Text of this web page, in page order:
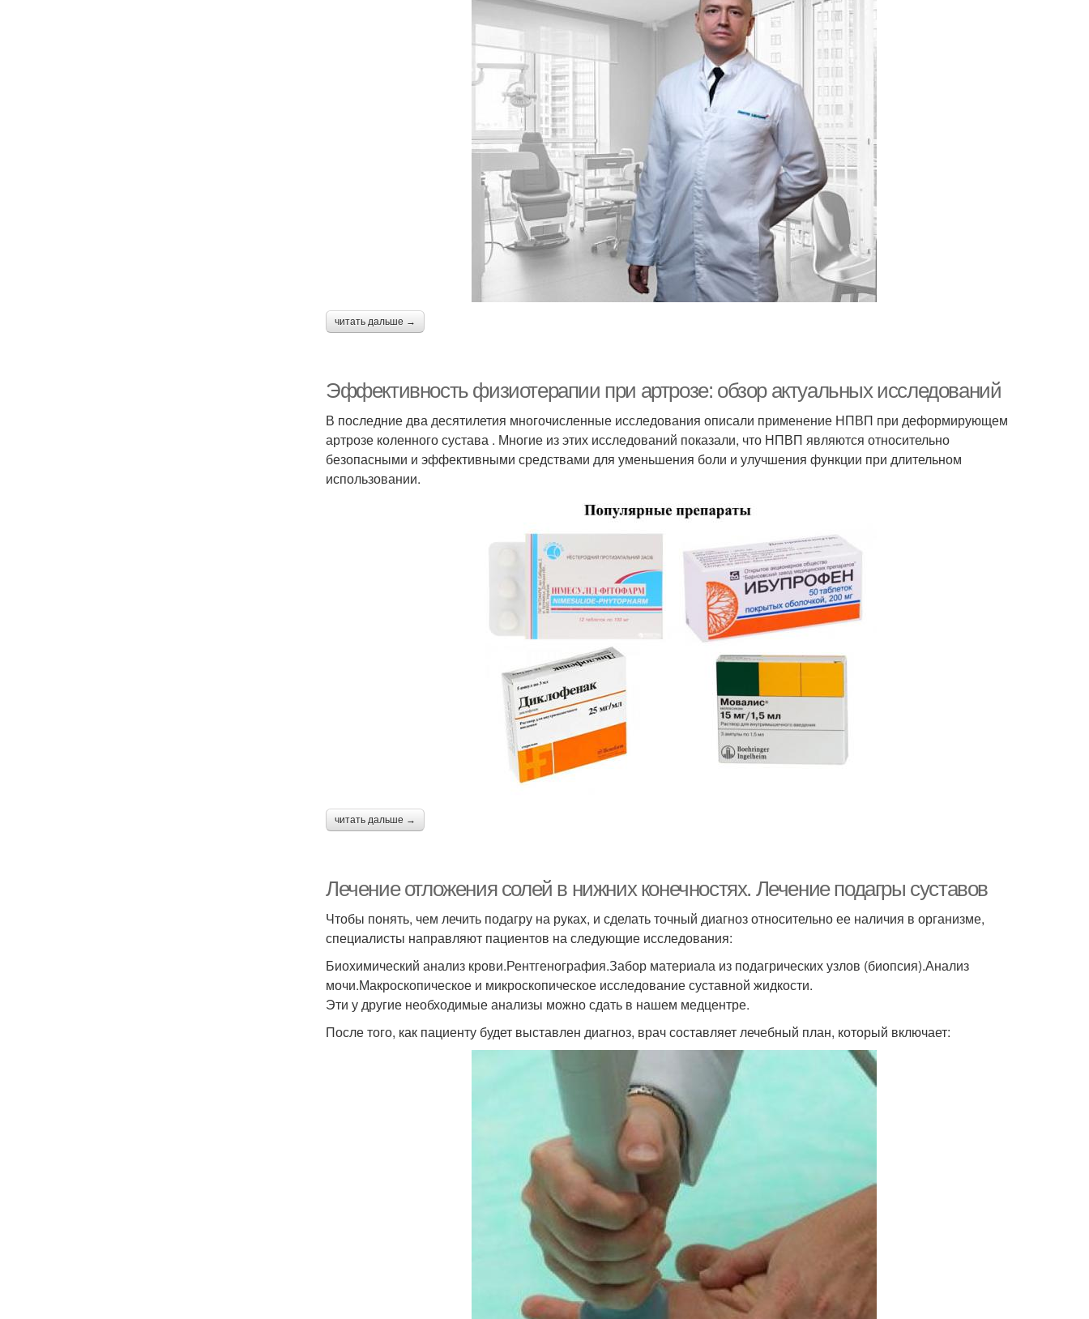
читать дальше →
Эффективность физиотерапии при артрозе: обзор актуальных исследований
В последние два десятилетия многочисленные исследования описали применение НПВП при деформирующем
артрозе коленного сустава . Многие из этих исследований показали, что НПВП являются относительно
безопасными и эффективными средствами для уменьшения боли и улучшения функции при длительном
использовании.
читать дальше →
Лечение отложения солей в нижних конечностях. Лечение подагры суставов
Чтобы понять, чем лечить подагру на руках, и сделать точный диагноз относительно ее наличия в организме,
специалисты направляют пациентов на следующие исследования:
Биохимический анализ крови.Рентгенография.Забор материала из подагрических узлов (биопсия).Анализ
мочи.Макроскопическое и микроскопическое исследование суставной жидкости.
Эти у другие необходимые анализы можно сдать в нашем медцентре.
После того, как пациенту будет выставлен диагноз, врач составляет лечебный план, который включает: